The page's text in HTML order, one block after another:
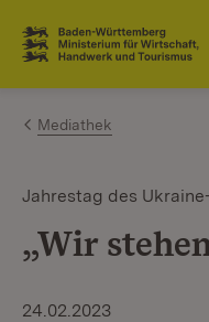
Zum Inhalt
Link zur Startseite
Mediathek
Jahrestag des
„Wir
24.02.2023